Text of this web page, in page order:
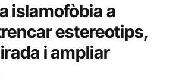
islamofòbia a
estereotips,
i ampliar